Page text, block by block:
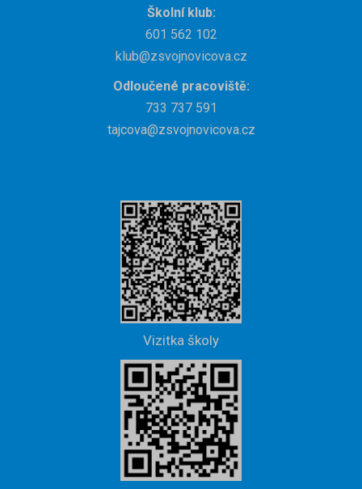
Školní klub:
601 562 102
klub@zsvojnovicova.cz
Odloučené pracoviště:
733 737 591
tajcova@zsvojnovicova.cz
Vizitka školy